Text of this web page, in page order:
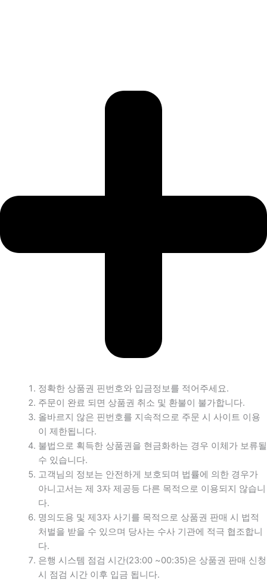
정확한 상품권 핀번호와 입금정보를 적어주세요.
주문이 완료 되면 상품권 취소 및 환불이 불가합니다.
올바르지 않은 핀번호를 지속적으로 주문 시 사이트 이용
이 제한됩니다.
불법으로 획득한 상품권을 현금화하는 경우 이체가 보류될
수 있습니다.
고객님의 정보는 안전하게 보호되며 법률에 의한 경우가
아니고서는 제 3자 제공등 다른 목적으로 이용되지 않습니
다.
명의도용 및 제3자 사기를 목적으로 상품권 판매 시 법적
처벌을 받을 수 있으며 당사는 수사 기관에 적극 협조합니
다.
은행 시스템 점검 시간(23:00 ~00:35)은 상품권 판매 신청
시 점검 시간 이후 입금 됩니다.